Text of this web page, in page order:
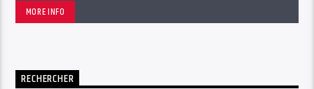
MORE INFO
RECHERCHER